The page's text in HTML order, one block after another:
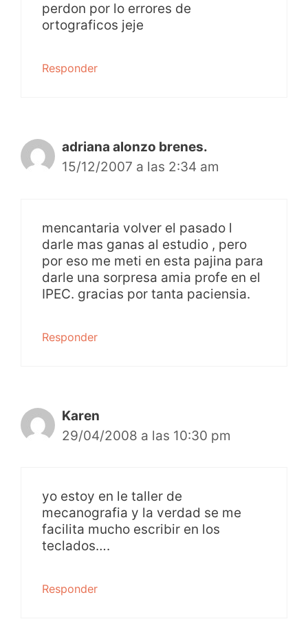
perdon por lo errores de
ortograficos jeje
Responder
adriana alonzo brenes.
15/12/2007 a las 2:34 am
mencantaria volver el pasado l
darle mas ganas al estudio , pero
por eso me meti en esta pajina para
darle una sorpresa amia profe en el
IPEC. gracias por tanta paciensia.
Responder
Karen
29/04/2008 a las 10:30 pm
yo estoy en le taller de
mecanografia y la verdad se me
facilita mucho escribir en los
teclados….
Responder